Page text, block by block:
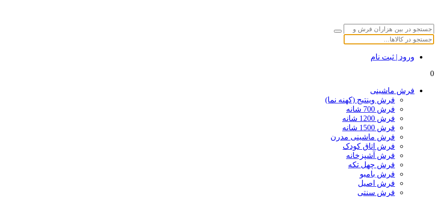
ورود | ثبت نام
0
فرش ماشینی
فرش وینتیج (کهنه نما)
فرش 700 شانه
فرش 1200 شانه
فرش 1500 شانه
فرش ماشینی مدرن
فرش اتاق کودک
فرش آشپزخانه
فرش چهل تکه
فرش بامبو
فرش اصیل
فرش سنتی